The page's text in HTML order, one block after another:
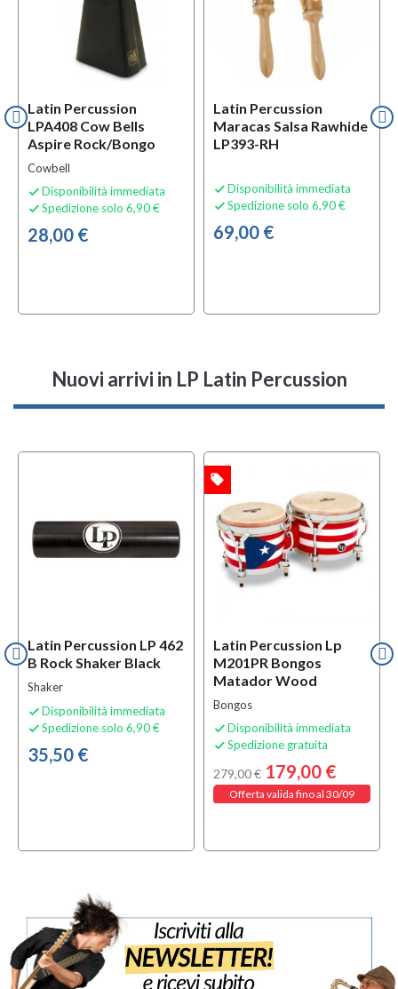
Latin Percussion
LPA408 Cow Bells
Aspire Rock/Bongo
Cowbell
 Disponibilità immediata
 Spedizione solo 6,90 €
28,00 €
Latin Percussion
Maracas Salsa Rawhide
LP393-RH
 Disponibilità immediata
 Spedizione solo 6,90 €
69,00 €
Nuovi arrivi in LP Latin Percussion
Latin Percussion LP 462
B Rock Shaker Black
Shaker
 Disponibilità immediata
 Spedizione solo 6,90 €
35,50 €
Latin Percussion Lp
M201PR Bongos
Matador Wood
Bongos
 Disponibilità immediata
 Spedizione gratuita
279,00 € 179,00 €
Offerta valida fino al 30/09
local_offer